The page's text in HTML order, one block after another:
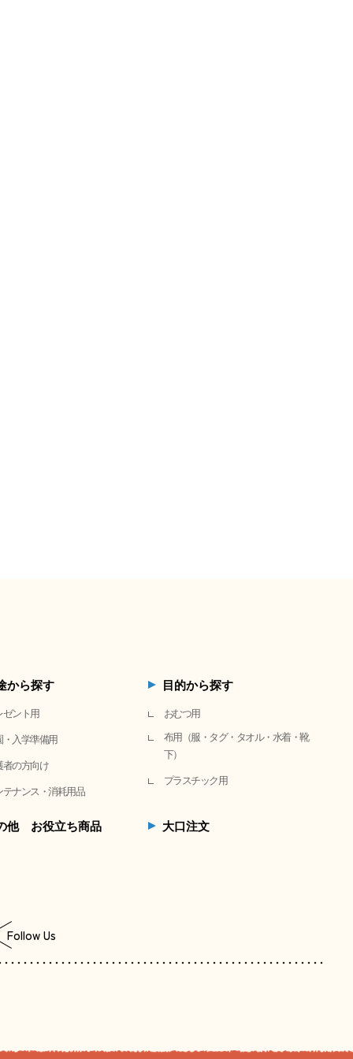
から探す
ゼント用
・入学準備用
者の方向け
テナンス・消耗用品
目的から探す
おむつ用
布用（服・タグ・タオル・水着・靴
下）
プラスチック用
他 お役立ち商品 大口注文
Follow Us